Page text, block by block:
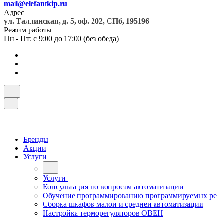
mail@elefantkip.ru
Адрес
ул. Таллинская, д. 5, оф. 202, СПб, 195196
Режим работы
Пн - Пт: с 9:00 до 17:00 (без обеда)
Бренды
Акции
Услуги
Услуги
Консультация по вопросам автоматизации
Обучение программированию программируемых
Сборка шкафов малой и средней автоматизации
Настройка терморегуляторов ОВЕН